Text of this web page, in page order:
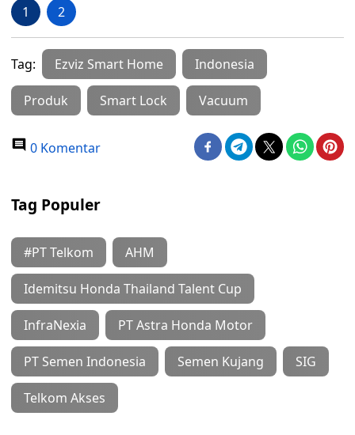
1 2
Tag: Ezviz Smart Home Indonesia
Produk Smart Lock Vacuum
0 Komentar
Tag Populer
#PT Telkom AHM
Idemitsu Honda Thailand Talent Cup
InfraNexia PT Astra Honda Motor
PT Semen Indonesia Semen Kujang SIG
Telkom Akses